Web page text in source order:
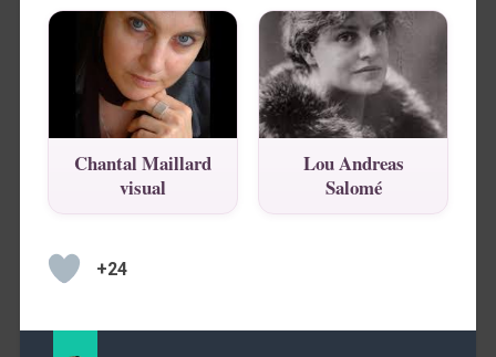
Chantal Maillard
visual
Lou Andreas
Salomé
+24